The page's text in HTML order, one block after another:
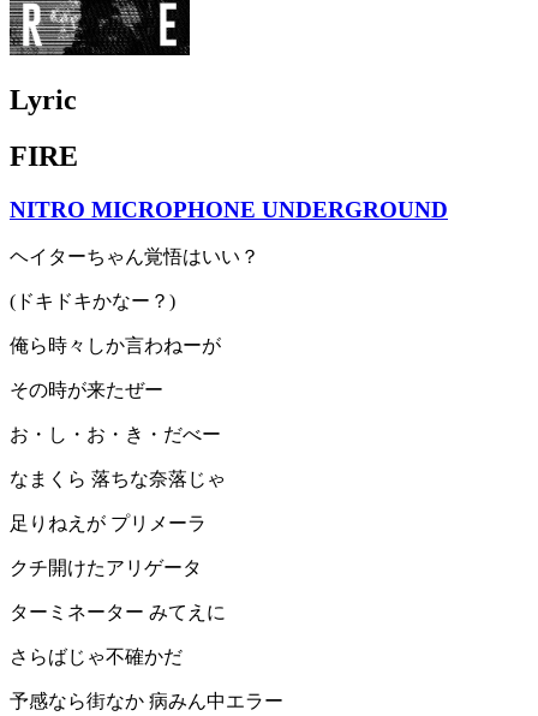
Lyric
FIRE
NITRO MICROPHONE UNDERGROUND
ヘイターちゃん覚悟はいい？
(ドキドキかなー？)
俺ら時々しか言わねーが
その時が来たぜー
お・し・お・き・だべー
なまくら 落ちな奈落じゃ
足りねえが プリメーラ
クチ開けたアリゲータ
ターミネーター みてえに
さらばじゃ不確かだ
予感なら街なか 病みん中エラー